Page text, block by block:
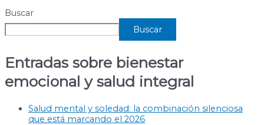
Buscar
Buscar
Entradas sobre bienestar
emocional y salud integral
Salud mental y soledad: la combinación silenciosa
que está marcando el 2026